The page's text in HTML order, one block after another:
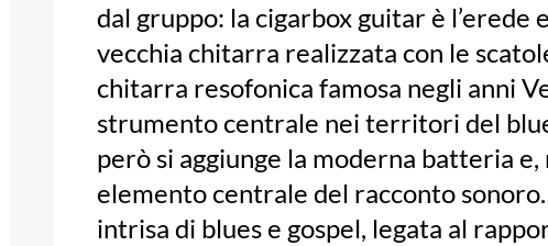
dal gruppo: la cigarbox guitar è
vecchia chitarra realizzata con le
chitarra resofonica famosa negli anni
strumento centrale nei territori del
però si aggiunge la moderna batteria
elemento centrale del racconto
intrisa di blues e gospel, legata al